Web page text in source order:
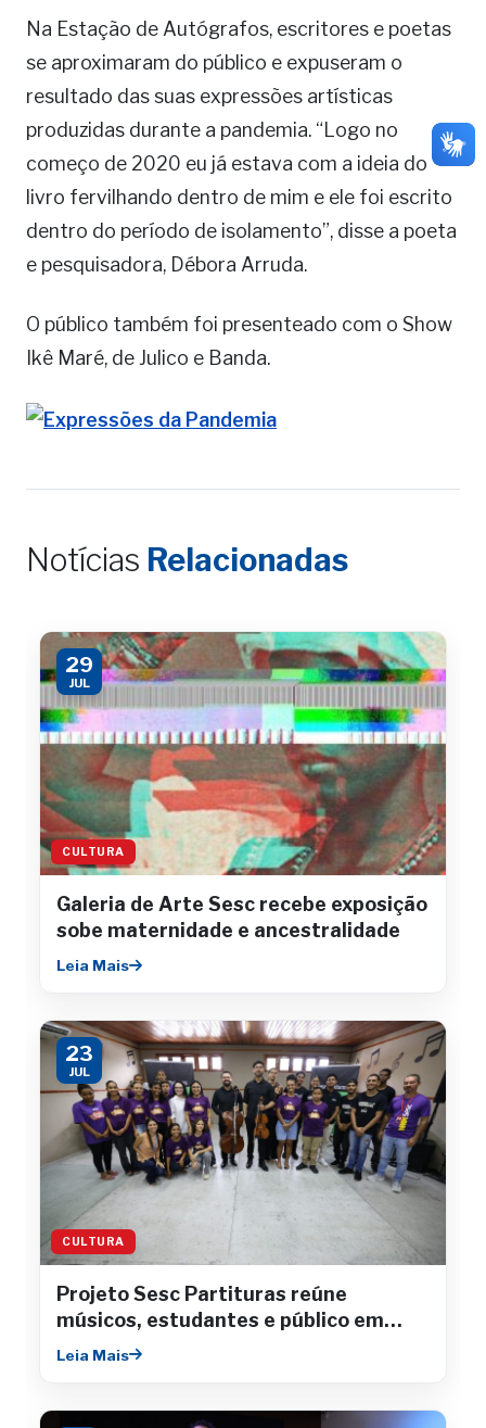
Na Estação de Autógrafos, escritores e poetas
se aproximaram do público e expuseram o
resultado das suas expressões artísticas
produzidas durante a pandemia. “Logo no
começo de 2020 eu já estava com a ideia do
livro fervilhando dentro de mim e ele foi escrito
dentro do período de isolamento”, disse a poeta
e pesquisadora, Débora Arruda.
O público também foi presenteado com o Show
Ikê Maré, de Julico e Banda.
Notícias Relacionadas
29
JUL
CULTURA
Galeria de Arte Sesc recebe exposição
sobe maternidade e ancestralidade
Leia Mais
23
JUL
CULTURA
Projeto Sesc Partituras reúne
músicos, estudantes e público em
concertos gratuitos
Leia Mais